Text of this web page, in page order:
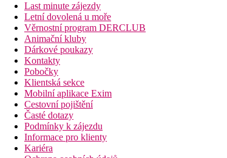
Last minute zájezdy
Letní dovolená u moře
Věrnostní program DERCLUB
Animační kluby
Dárkové poukazy
Kontakty
Pobočky
Klientská sekce
Mobilní aplikace Exim
Cestovní pojištění
Časté dotazy
Podmínky k zájezdu
Informace pro klienty
Kariéra